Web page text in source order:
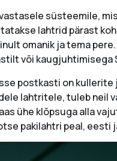
süsteemile,
lahtrid pärast
omanik ja tema
või kaugjuhtimisega
postkasti on kullerite
lahtritele, tuleb neil
ühe klõpsuga alla
pakilahtri peal, eesti